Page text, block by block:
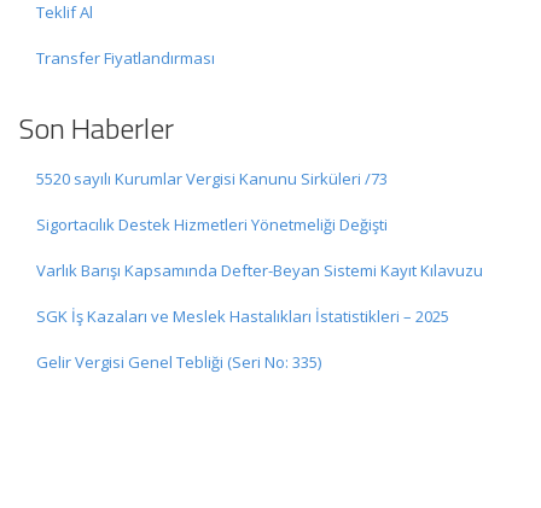
Teklif Al
Transfer Fiyatlandırması
Son Haberler
5520 sayılı Kurumlar Vergisi Kanunu Sirküleri /73
Sigortacılık Destek Hizmetleri Yönetmeliği Değişti
Varlık Barışı Kapsamında Defter-Beyan Sistemi Kayıt Kılavuzu
SGK İş Kazaları ve Meslek Hastalıkları İstatistikleri – 2025
Gelir Vergisi Genel Tebliği (Seri No: 335)